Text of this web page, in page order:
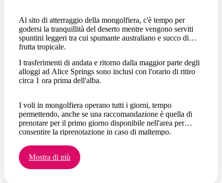
Al sito di atterraggio della mongolfiera, c'è tempo per
godersi la tranquillità del deserto mentre vengono serviti
spuntini leggeri tra cui spumante australiano e succo di
frutta tropicale.
I trasferimenti di andata e ritorno dalla maggior parte degli
alloggi ad Alice Springs sono inclusi con l'orario di ritiro
circa 1 ora prima dell'alba.
I voli in mongolfiera operano tutti i giorni, tempo
permettendo, anche se una raccomandazione è quella di
prenotare per il primo giorno disponibile nell'area per
consentire la riprenotazione in caso di maltempo.
Mostra di più